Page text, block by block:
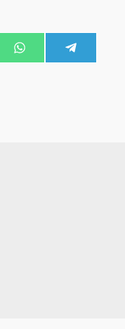
Share
on
WhatsApp
on